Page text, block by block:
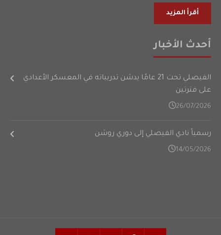
أقرأ المزيد
أحدث الأخبار
الفيصلي تحت 21 عامًا يدشن تدريباته في المعسكر الأعدادي
على فترتين
26/07/2026
رسمياً نادي الفيصلي إلى دوري روشن
14/05/2026